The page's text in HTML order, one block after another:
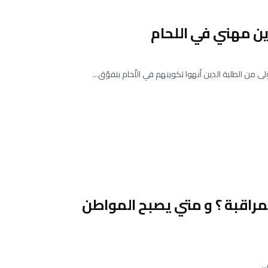
مهني في اللحام
الطلبة الذين أنهوا تكوينهم في اللّحام بتفوّق...
؟ و متي يصبح المواطن